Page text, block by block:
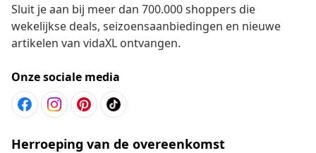
Sluit je aan bij meer dan 700.000 shoppers die
wekelijkse deals, seizoensaanbiedingen en nieuwe
artikelen van vidaXL ontvangen.
Onze sociale media
Herroeping van de overeenkomst